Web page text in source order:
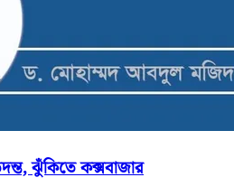
ঝুঁকিতে কক্সবাজার